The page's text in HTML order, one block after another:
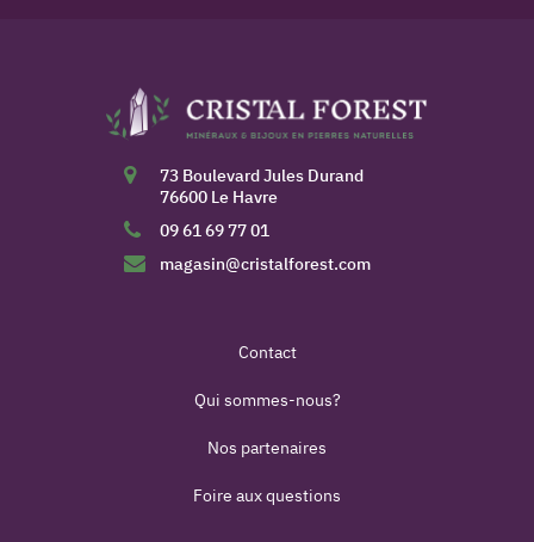
73 Boulevard Jules Durand
76600 Le Havre
09 61 69 77 01
magasin@cristalforest.com
Contact
Qui sommes-nous?
Nos partenaires
Foire aux questions